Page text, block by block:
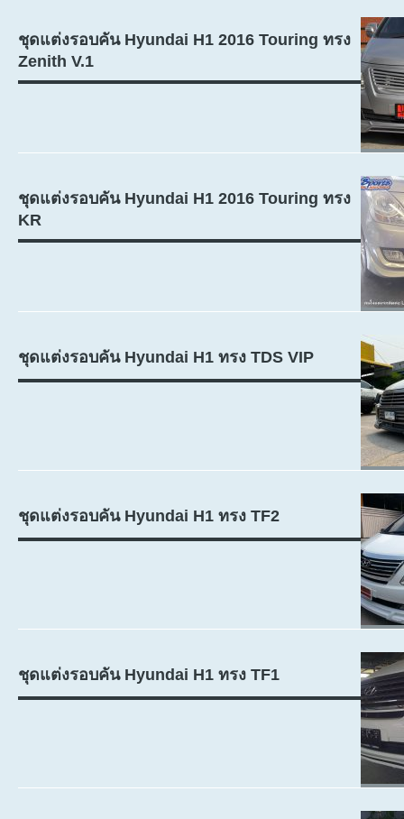
ชุดแต่งรอบคัน Hyundai H1 2016 Touring ทรง
Zenith V.1
ชุดแต่งรอบคัน Hyundai H1 2016 Touring ทรง
KR
ชุดแต่งรอบคัน Hyundai H1 ทรง TDS VIP
ชุดแต่งรอบคัน Hyundai H1 ทรง TF2
ชุดแต่งรอบคัน Hyundai H1 ทรง TF1